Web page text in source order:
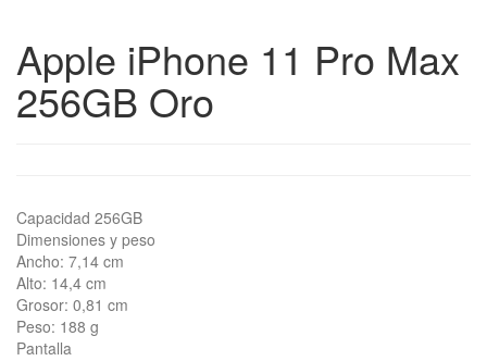
Apple iPhone 11 Pro Max
256GB Oro
Capacidad 256GB
Dimensiones y peso
Ancho: 7,14 cm
Alto: 14,4 cm
Grosor: 0,81 cm
Peso: 188 g
Pantalla